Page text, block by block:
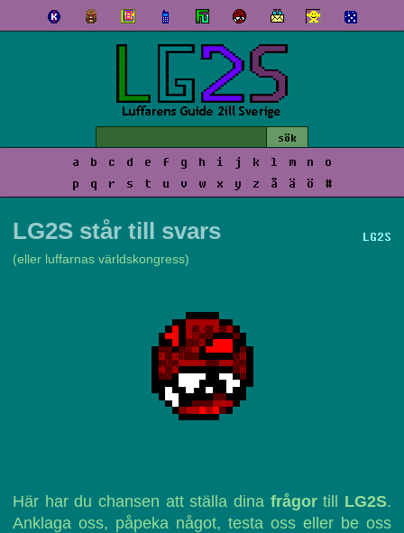
a b c d e f g h i j k l m n
o
p
q r s t u v w x y z å ä ö #
LG2S
LG2S står till svars
(eller luffarnas världskongress)
Här har du chansen att ställa dina frågortill LG2S.
Anklaga oss, påpeka något, testa oss eller be oss